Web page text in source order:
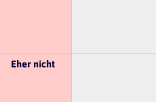
Eher nicht